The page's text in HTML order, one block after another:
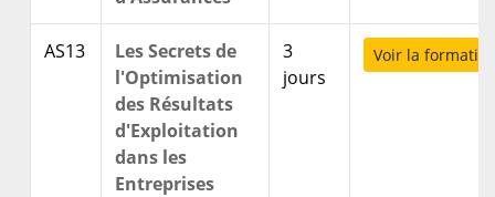
AS13
Les Secrets de
l'Optimisation
des Résultats
d'Exploitation
dans les
Entreprises
3
jours
Voir la